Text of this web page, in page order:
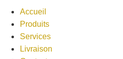
Accueil
Produits
Services
Livraison